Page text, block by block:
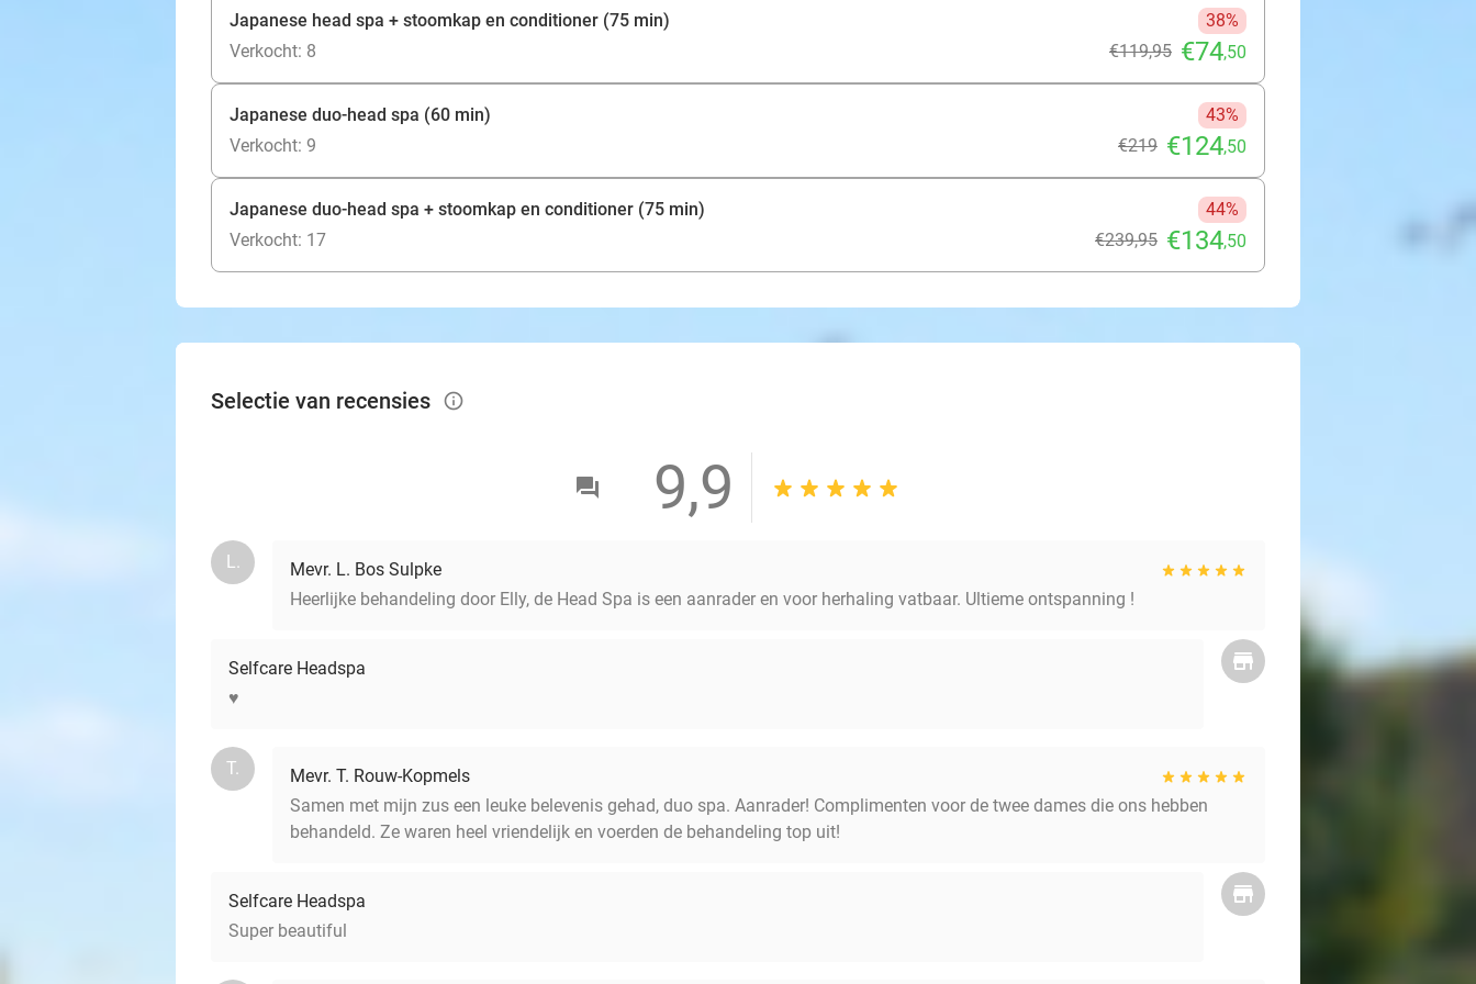
Japanese head spa + stoomkap en conditioner (75 min)
38%
Verkocht: 8
€119,95 €74,50
Japanese duo-head spa (60 min)
43%
Verkocht: 9
€219 €124,50
Japanese duo-head spa + stoomkap en conditioner (75 min)
44%
Verkocht: 17
€239,95 €134,50
Selectie van recensies info_outlined
9,9
L.
Mevr. L. Bos Sulpke
Heerlijke behandeling door Elly, de Head Spa is een aanrader en voor herhaling vatbaar. Ultieme ontspanning !
Selfcare Headspa
♥️
T.
Mevr. T. Rouw-Kopmels
Samen met mijn zus een leuke belevenis gehad, duo spa. Aanrader! Complimenten voor de twee dames die ons hebben
behandeld. Ze waren heel vriendelijk en voerden de behandeling top uit!
Selfcare Headspa
Super beautiful